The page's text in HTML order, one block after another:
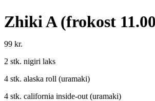
Zhiki A (frokost
99 kr.
2 stk. nigiri laks
4 stk. alaska roll (uramaki)
4 stk. california inside-out (uramaki)